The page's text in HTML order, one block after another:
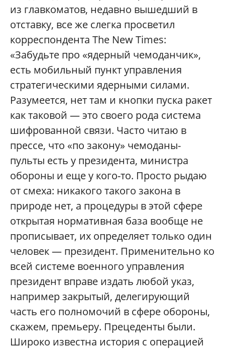
из главкоматов, недавно вышедший в
отставку, все же слегка просветил
корреспондента The New Times:
«Забудьте про «ядерный чемоданчик»,
есть мобильный пункт управления
стратегическими ядерными силами.
Разумеется, нет там и кнопки пуска ракет
как таковой — это своего рода система
шифрованной связи. Часто читаю в
прессе, что «по закону» чемоданы-
пульты есть у президента, министра
обороны и еще у кого-то. Просто рыдаю
от смеха: никакого такого закона в
природе нет, а процедуры в этой сфере
открытая нормативная база вообще не
прописывает, их определяет только один
человек — президент. Применительно ко
всей системе военного управления
президент вправе издать любой указ,
например закрытый, делегирующий
часть его полномочий в сфере обороны,
скажем, премьеру. Прецеденты были.
Широко известна история с операцией